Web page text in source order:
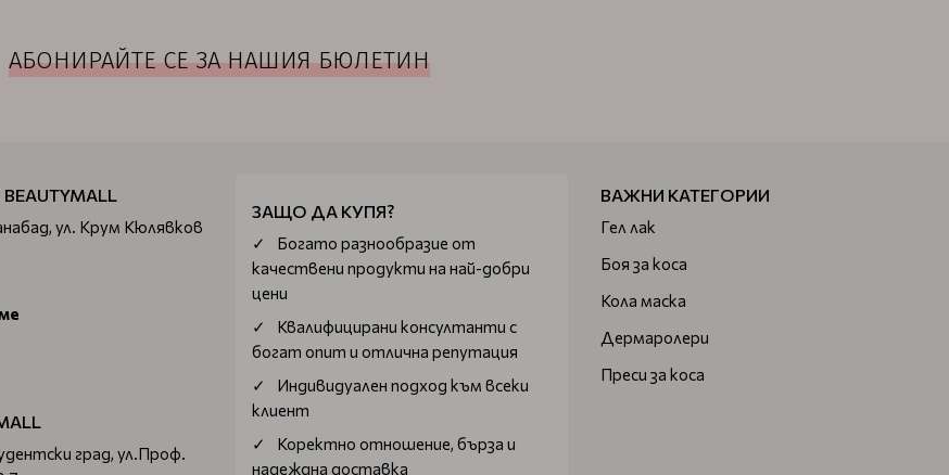
АБОНИРАЙТЕ СЕ ЗА НАШИЯ БЮЛЕТИН
ул. Крум Кюлявков
град, ул.Проф.
ЗАЩО ДА КУПЯ?
Богатo разнообразие от
качествени продукти на най-добри
цени
Квалифицирани консултанти с
богат опит и отлична репутация
Индивидуален подход към всеки
клиент
Коректно отношение, бърза и
надеждна доставка
ВАЖНИ КАТЕГОРИИ
Гел лак
Боя за коса
Кола маска
Дермаролери
Преси за коса